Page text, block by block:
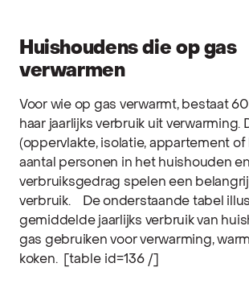
Huishoudens die op gas
verwarmen
Voor wie op gas verwarmt, bestaat
haar jaarlijks verbruik uit verwarming.
(oppervlakte, isolatie, appartement of
aantal personen in het huishouden
verbruiksgedrag spelen een
verbruik.
De onderstaande tabel
gemiddelde jaarlijks verbruik van
gas gebruiken voor verwarming,
koken.
[table id=136 /]